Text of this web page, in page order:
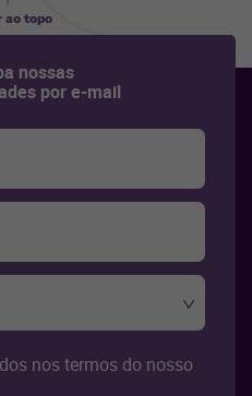
ao topo
nossas
por e-mail
nos termos do nosso